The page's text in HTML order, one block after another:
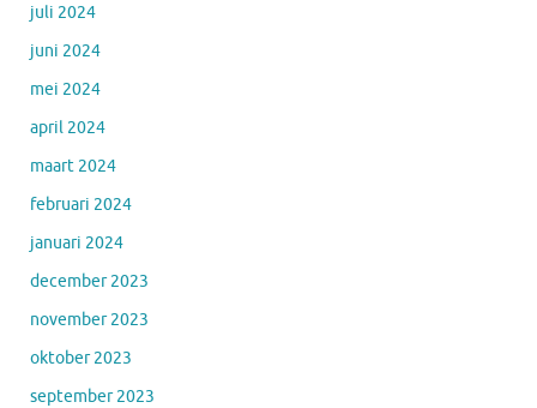
juli 2024
juni 2024
mei 2024
april 2024
maart 2024
februari 2024
januari 2024
december 2023
november 2023
oktober 2023
september 2023